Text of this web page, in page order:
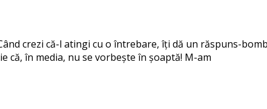
crezi că-l atingi cu o întrebare, îți dă un răspuns-
că, în media, nu se vorbește în șoaptă! M-am